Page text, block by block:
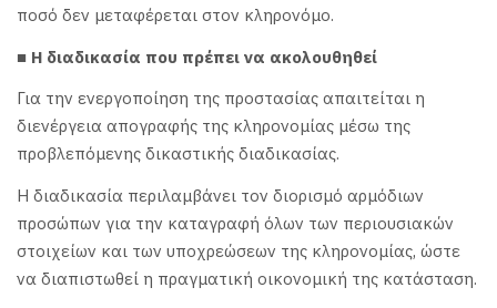
ποσό δεν μεταφέρεται στον κληρονόμο.
■ Η διαδικασία που πρέπει να ακολουθηθεί
Για την ενεργοποίηση της προστασίας απαιτείται η
διενέργεια απογραφής της κληρονομίας μέσω της
προβλεπόμενης δικαστικής διαδικασίας.
Η διαδικασία περιλαμβάνει τον διορισμό αρμόδιων
προσώπων για την καταγραφή όλων των περιουσιακών
στοιχείων και των υποχρεώσεων της κληρονομίας, ώστε
να διαπιστωθεί η πραγματική οικονομική της κατάσταση.